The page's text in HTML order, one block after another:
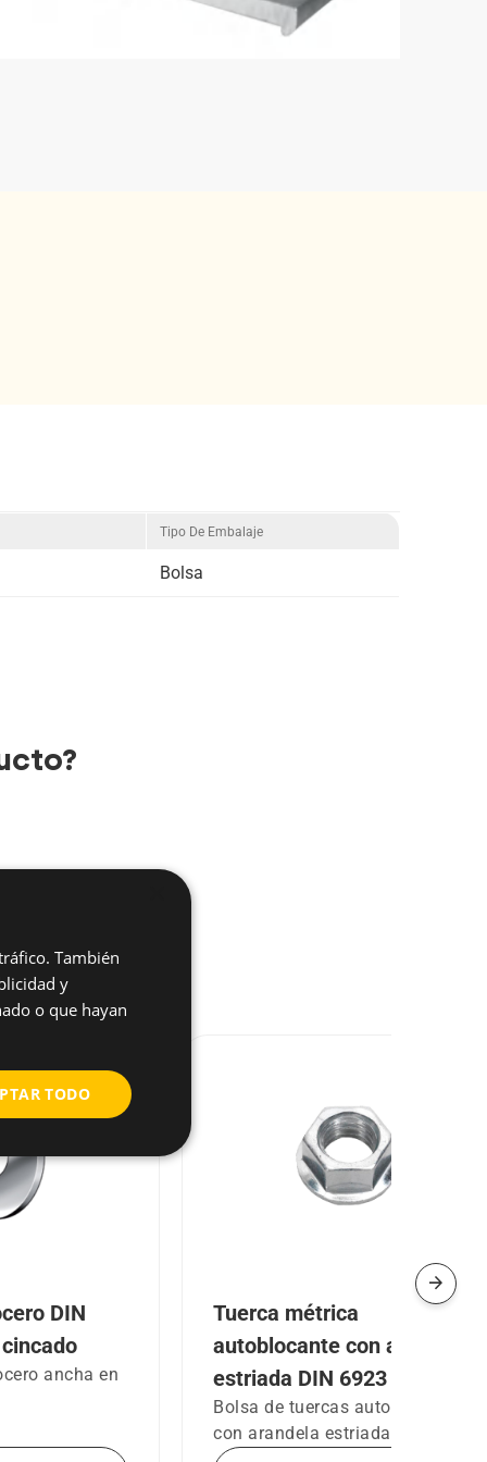
Tipo De Embalaje
Bolsa
DIN
ancha en
Tuerca métrica
autoblocante con arandela
estriada DIN 6923
Bolsa de tuercas autoblocantes
con arandela estriada DIN 6923.
arrow_forward
También
y
o que hayan
TODO